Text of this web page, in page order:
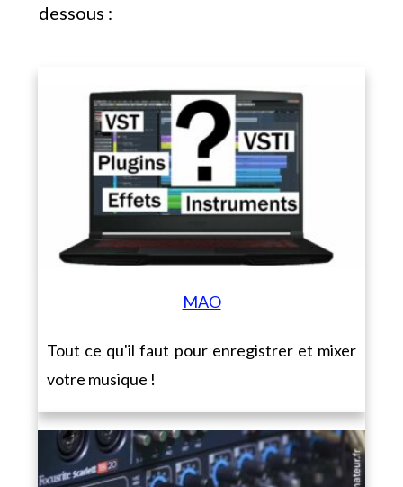
dessous :
MAO
Tout ce qu'il faut pour enregistrer et mixer
votre musique !